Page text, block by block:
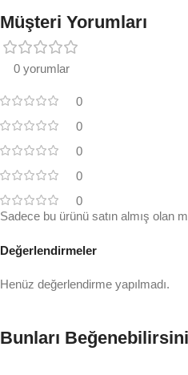
Müşteri Yorumları
0 yorumlar
0
0
0
0
0
Değerlendirmeler
Henüz değerlendirme yapılmadı.
Sadece bu ürünü satın almış olan
Bunları